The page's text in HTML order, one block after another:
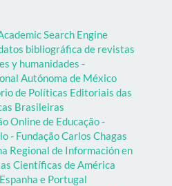
Search Engine
bibliográfica de revistas
y humanidades -
Autónoma de México
de Políticas Editoriais das
Brasileiras
Online de Educação -
- Fundação Carlos Chagas
Regional de Información en
Científicas de América
e Portugal